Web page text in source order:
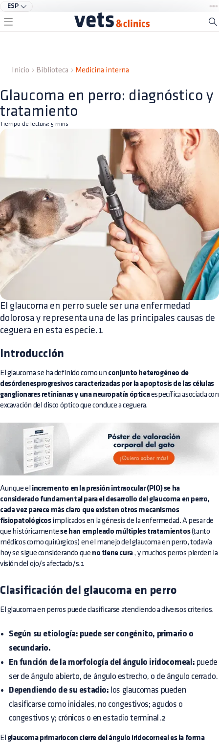
ESP
Inicio Biblioteca Medicina interna
Glaucoma en perro: diagnóstico y
tratamiento
Tiempo de lectura: 5 mins
El glaucoma en perro suele ser una enfermedad
dolorosa y representa una de las principales causas de
ceguera en esta especie.1
Introducción
El glaucoma se ha definido como un conjunto heterogéneo de
desórdenesprogresivos caracterizadas por la apoptosis de las células
ganglionares retinianas y una neuropatía ópticaespecífica asociada con
excavación del disco óptico que conduce a ceguera.
Aunque el incremento en la presión intraocular (PIO) se ha
considerado fundamental para el desarrollo del glaucoma en perro,
cada vez parece más claro que existen otros mecanismos
fisiopatológicosimplicados en la génesis de la enfermedad. A pesar de
que históricamentese han empleado múltiples tratamientos(tanto
médicos como quirúrgicos) en el manejo del glaucoma en perro, todavía
hoy se sigue considerando que no tiene cura, y muchos perros pierden la
visión del ojo/s afectado/s.1
Clasificación del glaucoma en perro
El glaucoma en perros puede clasificarse atendiendo a diversos criterios.
Según su etiología: puede ser congénito, primario o
secundario.
En función de la morfología del ángulo iridocorneal: puede
ser de ángulo abierto, de ángulo estrecho, o de ángulo cerrado.
Dependiendo de su estadio: los glaucomas pueden
clasificarse como iniciales, no congestivos; agudos o
congestivos y; crónicos o en estadio terminal.2
El glaucoma primariocon cierre del ángulo iridocorneal es la forma